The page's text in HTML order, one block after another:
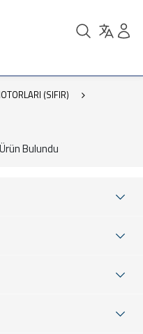
(SIFIR)
Bulundu